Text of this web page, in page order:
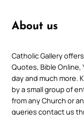
About us
Catholic Gallery
Quotes, Bible Online,
day and much more.
by a small group of
from any Church or
queries contact us